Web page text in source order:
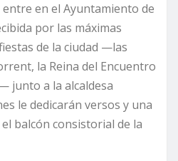
en el Ayuntamiento de
por las máximas
de la ciudad —las
la Reina del Encuentro
junto a la alcaldesa
le dedicarán versos y una
balcón consistorial de la